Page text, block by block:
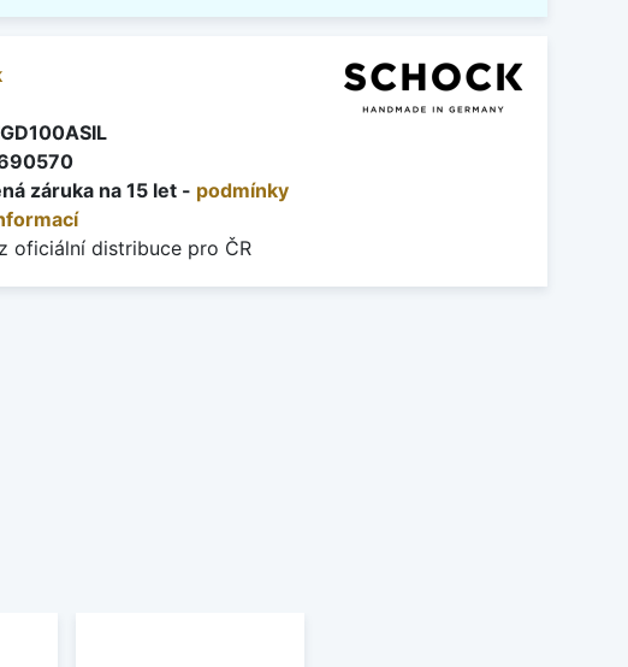
záruka na 15 let - podmínky
oficiální distribuce pro ČR